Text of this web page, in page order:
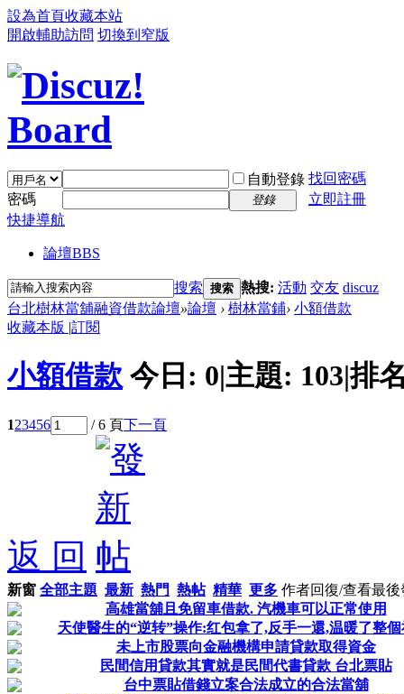
設為首頁收藏本站
開啟輔助訪問 切換到窄版
自動登錄 找回密碼
密碼
登錄
立即註冊
快捷導航
論壇BBS
搜索 搜索 熱搜: 活動 交友 discuz
台北樹林當舖融資借款論壇»論壇 › 樹林當鋪› 小額借款
收藏本版 |訂閱
小額借款 今日: 0|主題: 103|排
123456 / 6 頁下一頁
返 回
新窗 全部主題 最新 熱門 熱帖 精華 更多 作者回復/查看最後
高雄當舖且免留車借款. 汽機車可以正常使用
天使醫生的“逆转”操作:红包拿了,反手一還,温暖了整
未上市股票向金融機構申請貸款取得資金
民間信用貸款其實就是民間代書貸款 台北票貼
台中票貼借錢立案合法成立的合法當舖